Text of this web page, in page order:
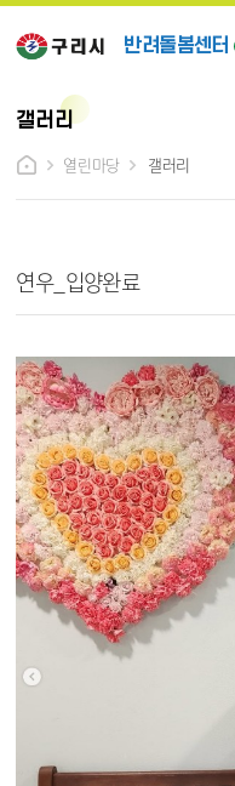
반려돌봄센터
갤러리
열린마당
갤러리
연우_입양완료